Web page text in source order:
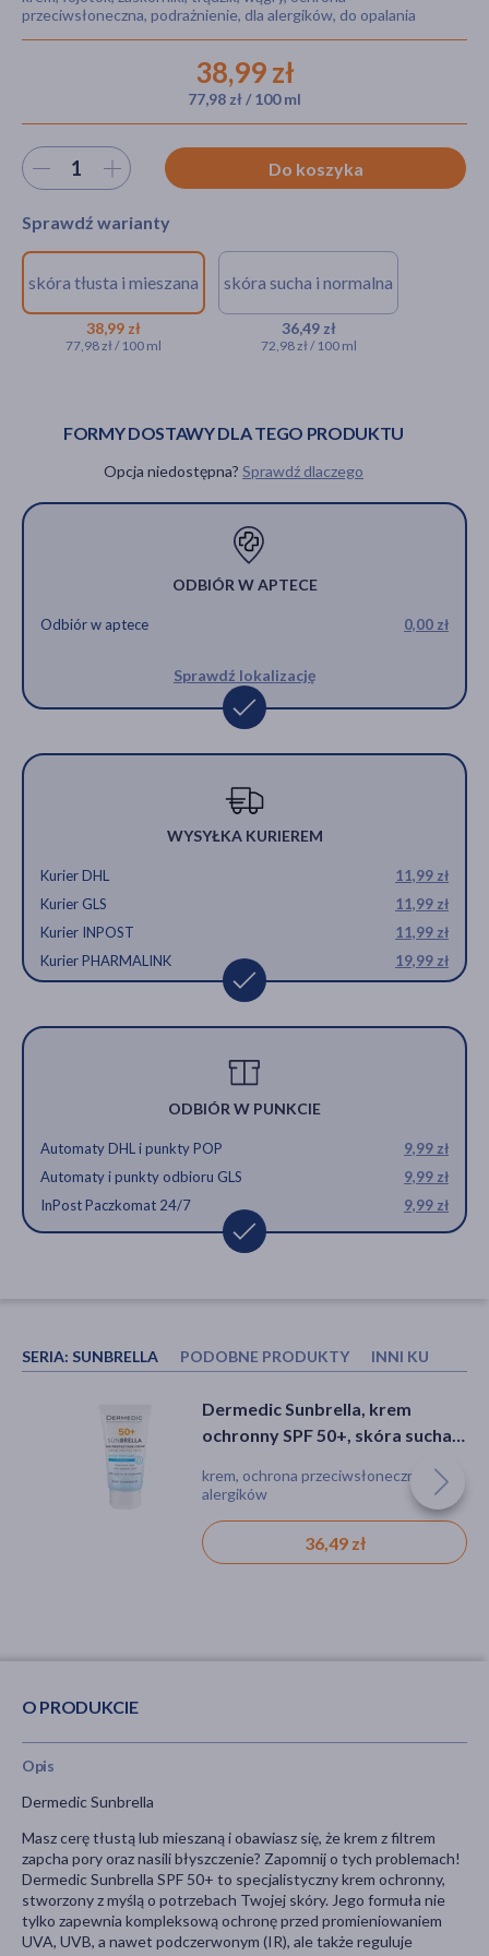
Hit
przeciwsłoneczna, podrażnienie, dla alergików, do opalania
38,99 zł
77,98 zł / 100 ml
Wybierz ilość Do koszyka
Sprawdź warianty
skóra tłusta i mieszana
38,99 zł
77,98 zł / 100 ml
Dermedic Sunbrella, krem
ochronny SPF 50+, skóra
tłusta i mieszana, 50 ml
skóra sucha i normalna
36,49 zł
72,98 zł / 100 ml
Dermedic
Sunbrella, krem
ochronny SPF
FORMY DOSTAWY DLA TEGO PRODUKTU
Opcja niedostępna? Sprawdź dlaczego
ODBIÓR W APTECE
Odbiór w aptece 0,00 zł
Sprawdź lokalizację
WYSYŁKA KURIEREM
Kurier DHL
11,99 zł
Kurier GLS
11,99 zł
Kurier INPOST
11,99 zł
Kurier PHARMALINK
19,99 zł
ODBIÓR W PUNKCIE
Automaty DHL i punkty POP
9,99 zł
Automaty i punkty odbioru GLS
9,99 zł
InPost Paczkomat 24/7
9,99 zł
SERIA: SUNBRELLA PODOBNE PRODUKTY INNI
Ziaja Med Kuracja Ochronna
UVA+UVB, matujący krem do
SPF 50+, 50 ml
krem, łojotok, przebarwienia,
zaskórniki, trądzik, wągry, ochrona
przeciwsłoneczna, dla alergików
18,99 zł
Canpol Babies, tasiemka do
smoczka uspokajającego
akcesoria, do smoczka, z klipsem, bez
BPA
15,69 zł
Dermedic Sunbrella, krem
ochronny SPF 50+, skóra sucha i
krem, ochrona przeciwsłoneczna, dla
alergików
36,49 zł
O PRODUKCIE
Opis
Dermedic Sunbrella
Masz cerę tłustą lub mieszaną i obawiasz się, że krem z filtrem
zapcha pory oraz nasili błyszczenie? Zapomnij o tych problemach!
Dermedic Sunbrella SPF 50+ to specjalistyczny krem ochronny,
stworzony z myślą o potrzebach Twojej skóry. Jego formuła nie
tylko zapewnia kompleksową ochronę przed promieniowaniem
UVA, UVB, a nawet podczerwonym (IR), ale także reguluje